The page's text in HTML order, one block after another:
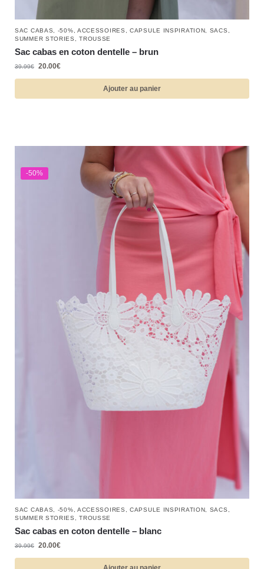
SAC CABAS -50% ACCESSOIRES ,CAPSULE INSPIRATION SACS
SUMMER STORIES
,TROUSSE
Sac cabas en coton dentelle – brun
39.99€ 20.00€
Ajouter au panier
-50%
SAC CABAS -50% ACCESSOIRES ,CAPSULE INSPIRATION SACS
SUMMER STORIES
,TROUSSE
Sac cabas en coton dentelle – blanc
39.99€ 20.00€